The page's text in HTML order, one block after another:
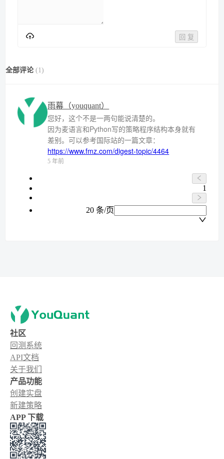
回 复
全部评论 (1)
雨幕（youquant）
您好，这个不是一两句能说清楚的。
因为麦语言和Python写的策略程序结构本身就有
差别。可以参考国际站的一篇文章：
https://www.fmz.com/digest-topic/4464
5 年前
1
20 条/页
社区
回测系统
API文档
关于我们
产品功能
创建实盘
新建策略
APP 下载